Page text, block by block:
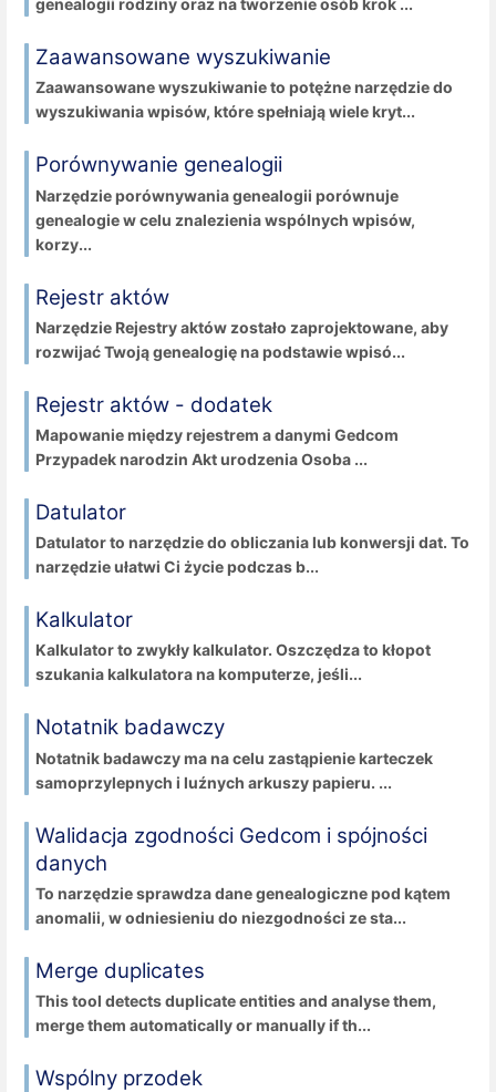
genealogii rodziny oraz na tworzenie osób krok ...
Zaawansowane wyszukiwanie
Zaawansowane wyszukiwanie to potężne narzędzie do
wyszukiwania wpisów, które spełniają wiele kryt...
Porównywanie genealogii
Narzędzie porównywania genealogii porównuje
genealogie w celu znalezienia wspólnych wpisów,
korzy...
Rejestr aktów
Narzędzie Rejestry aktów zostało zaprojektowane, aby
rozwijać Twoją genealogię na podstawie wpisó...
Rejestr aktów - dodatek
Mapowanie między rejestrem a danymi Gedcom
Przypadek narodzin Akt urodzenia Osoba ...
Datulator
Datulator to narzędzie do obliczania lub konwersji dat. To
narzędzie ułatwi Ci życie podczas b...
Kalkulator
Kalkulator to zwykły kalkulator. Oszczędza to kłopot
szukania kalkulatora na komputerze, jeśli...
Notatnik badawczy
Notatnik badawczy ma na celu zastąpienie karteczek
samoprzylepnych i luźnych arkuszy papieru. ...
Walidacja zgodności Gedcom i spójności
danych
To narzędzie sprawdza dane genealogiczne pod kątem
anomalii, w odniesieniu do niezgodności ze sta...
Merge duplicates
This tool detects duplicate entities and analyse them,
merge them automatically or manually if th...
Wspólny przodek